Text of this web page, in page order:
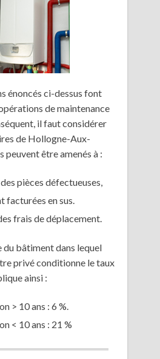
énoncés ci-dessus font
de maintenance
il faut considérer
de Hollogne-Aux-
peuvent être amenés à :
pièces défectueuses,
facturées en sus.
frais de déplacement.
du bâtiment dans lequel
privé conditionne le taux
ainsi :
> 10 ans : 6 %.
< 10 ans : 21 %